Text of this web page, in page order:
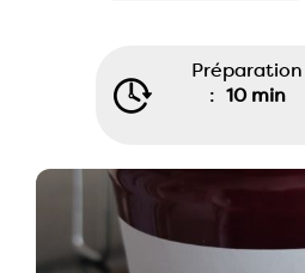
Préparation
: 10 min